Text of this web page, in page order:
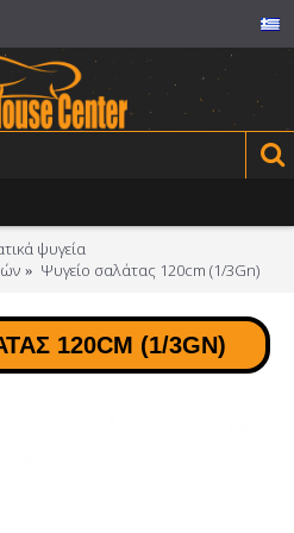
ψυγεία
Ψυγείο σαλάτας 120cm (1/3Gn)
120CM (1/3GN)